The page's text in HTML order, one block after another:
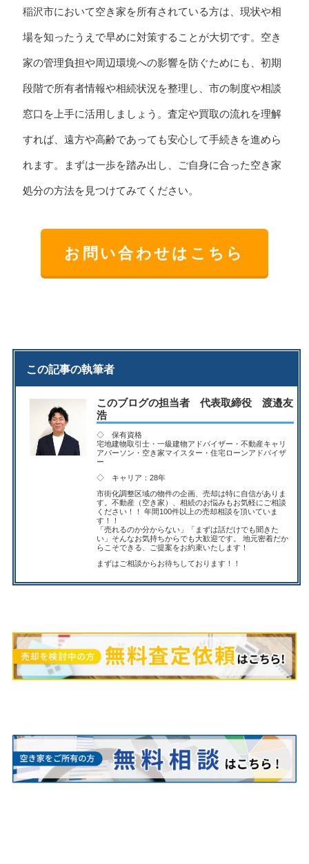
稲沢市において空き家を所有されている方は、現状や相
場を知ったうえで早めに対策することが大切です。空き
家の管理負担や周辺環境への影響を防ぐためにも、初期
段階で所有者情報や相続状況を整理し、市の制度や相談
窓口を上手に活用しましょう。査定や買取の流れを理解
すれば、遠方や高齢であっても安心して手続きを進めら
れます。まずは一歩を踏み出し、ご自身に合った空き家
処分の方法を見つけてみてください。
お問い合わせはこちら
この記事の執筆者
このブログの担当者 代表取締役 渡邉友
浩
◇ 保有資格
宅地建物取引士・一級建物アドバイザー・不動産キャリ
アパーソン・空き家マイスター・住宅ローンアドバイザ
ー
◇ キャリア：28年
市街化調整区域の物件の企画、売却は特に自信がありま
す。不動産（空き家）、相続のお悩みもお気軽にご相談
ください！！ 年間100件以上の売却相談を頂いていま
す！！
「売れるのか分からない」「まずは話だけでも聞きた
い」そんなお気持ちからでも大歓迎です。 地元密着だか
らこそできる、ご提案をお約束いたします！
まずは ご相談からお待ちしております！！